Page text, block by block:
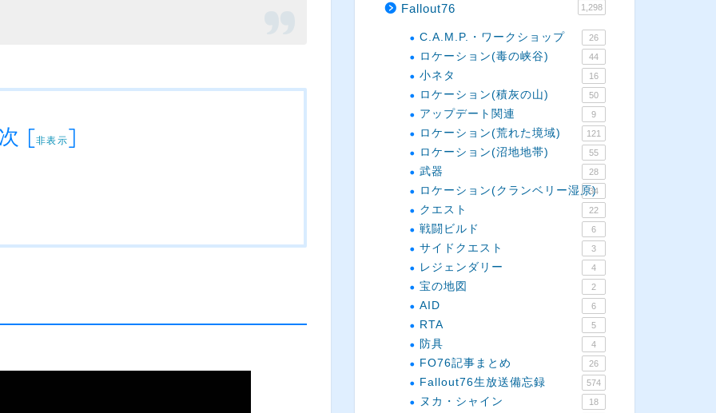
[非表示]
Fallout76 1,298
C.A.M.P.・ワークショップ 26
ロケーション(毒の峡谷) 44
小ネタ 16
ロケーション(積灰の山) 50
アップデート関連 9
ロケーション(荒れた境域) 121
ロケーション(沼地地帯) 55
武器 28
ロケーション(クランベリー湿原)
34
クエスト 22
戦闘ビルド 6
サイドクエスト 3
レジェンダリー 4
宝の地図 2
AID 6
RTA 5
防具 4
FO76記事まとめ 26
Fallout76生放送備忘録 574
ヌカ・シャイン 18